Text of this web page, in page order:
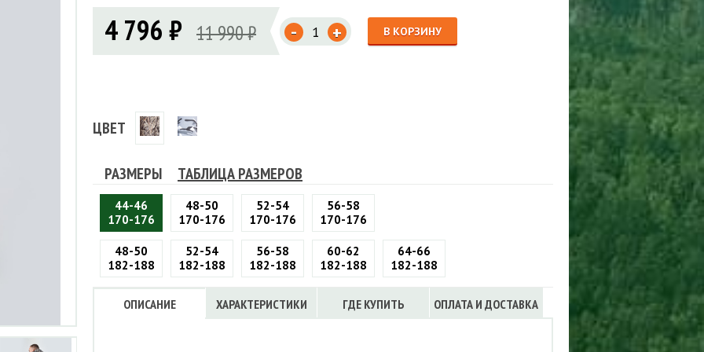
МЕМБРАННАЯ ОДЕЖДА
Флисовые брюки
Флисовые кофты
ЖИЛЕТЫ
ТРУСЫ
ЮБКИ, ПЛАТЬЯ
КОБУРЫ, ЧЕХЛЫ, РЕМНИ
КобурыОбложки, сумки
4 796 ₽ 11 990 ₽ - + В КОРЗИНУ
ЦВЕТ
РАЗМЕРЫ ТАБЛИЦА РАЗМЕРОВ
44-46
170-176
48-50
170-176
52-54
170-176
56-58
170-176
48-50
182-188
52-54
182-188
56-58
182-188
60-62
182-188
64-66
182-188
ОПИСАНИЕ ХАРАКТЕРИСТИКИ ГДЕ КУПИТЬ ОПЛАТА И ДОСТАВКА